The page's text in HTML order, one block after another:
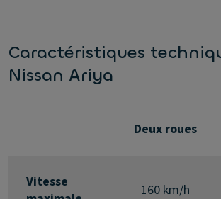
Caractéristiques
Nissan Ariya
Deux roues
Vitesse
160 km/h